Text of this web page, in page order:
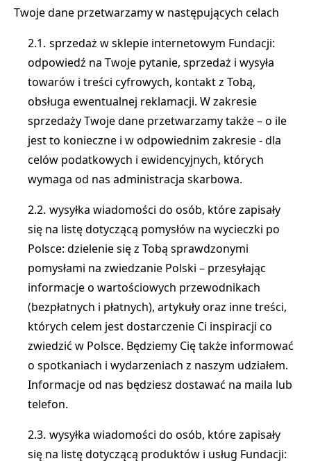
Twoje dane przetwarzamy w następujących celach
sprzedaż w sklepie internetowym Fundacji:
odpowiedź na Twoje pytanie, sprzedaż i wysyła
towarów i treści cyfrowych, kontakt z Tobą,
obsługa ewentualnej reklamacji. W zakresie
sprzedaży Twoje dane przetwarzamy także – o ile
jest to konieczne i w odpowiednim zakresie - dla
celów podatkowych i ewidencyjnych, których
wymaga od nas administracja skarbowa.
wysyłka wiadomości do osób, które zapisały
się na listę dotyczącą pomysłów na wycieczki po
Polsce: dzielenie się z Tobą sprawdzonymi
pomysłami na zwiedzanie Polski – przesyłając
informacje o wartościowych przewodnikach
(bezpłatnych i płatnych), artykuły oraz inne treści,
których celem jest dostarczenie Ci inspiracji co
zwiedzić w Polsce. Będziemy Cię także informować
o spotkaniach i wydarzeniach z naszym udziałem.
Informacje od nas będziesz dostawać na maila lub
telefon.
wysyłka wiadomości do osób, które zapisały
się na listę dotyczącą produktów i usług Fundacji: